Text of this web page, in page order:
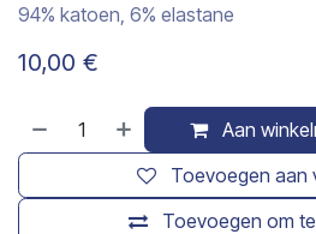
94% katoen, 6% elastane
10,00 €
Aan
Toevoegen om
Toevoegen aan